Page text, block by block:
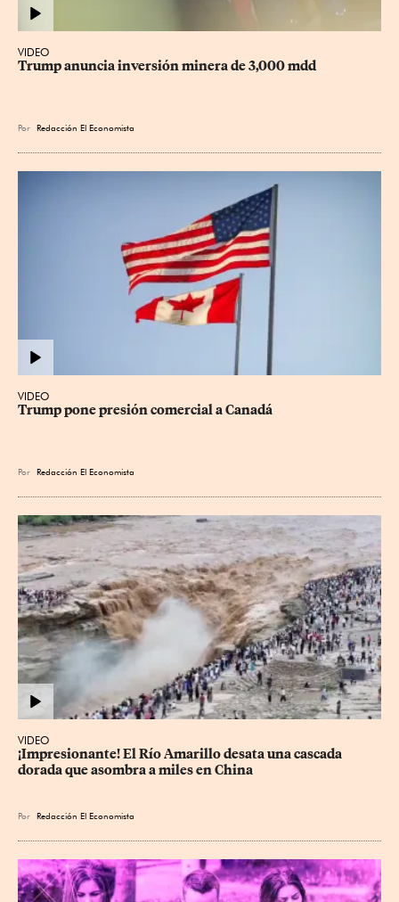
VIDEO
Trump anuncia inversión minera de 3,000 mdd
Por Redacción El Economista
VIDEO
Trump pone presión comercial a Canadá
Por Redacción El Economista
VIDEO
¡Impresionante! El Río Amarillo desata una cascada
dorada que asombra a miles en China
Por Redacción El Economista